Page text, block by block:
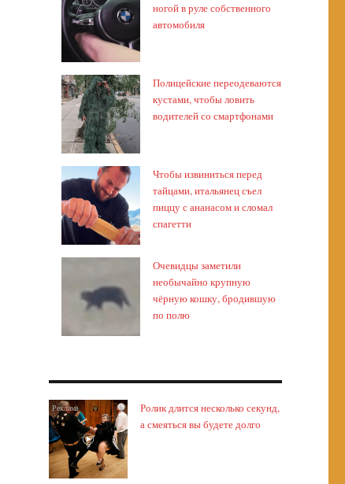
ногой в руле собственного
автомобиля
Полицейские переодеваются
кустами, чтобы ловить
водителей со смартфонами
Чтобы извиниться перед
тайцами, итальянец съел
пиццу с ананасом и сломал
спагетти
Очевидцы заметили
необычайно крупную
чёрную кошку, бродившую
по полю
i
Ролик длится несколько секунд,
а смеяться вы будете долго